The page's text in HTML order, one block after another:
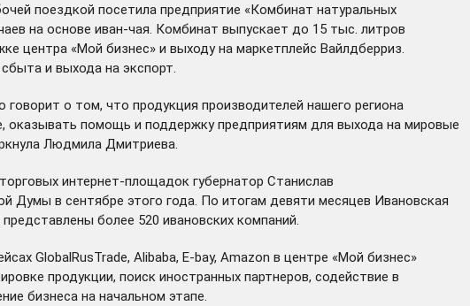
поездкой посетила предприятие «Комбинат натуральных
на основе иван-чая. Комбинат выпускает до 15 тыс. литров
центра «Мой бизнес» и выходу на маркетплейс Вайлдберриз.
и выхода на экспорт.
о том, что продукция производителей нашего региона
оказывать помощь и поддержку предприятиям для выхода на мировые
Людмила Дмитриева.
интернет-площадок губернатор Станислав
Думы в сентябре этого года. По итогам девяти месяцев Ивановская
более 520 ивановских компаний.
GlobalRusTrade, Alibaba, E-bay, Amazon в центре «Мой бизнес»
продукции, поиск иностранных партнеров, содействие в
бизнеса на начальном этапе.